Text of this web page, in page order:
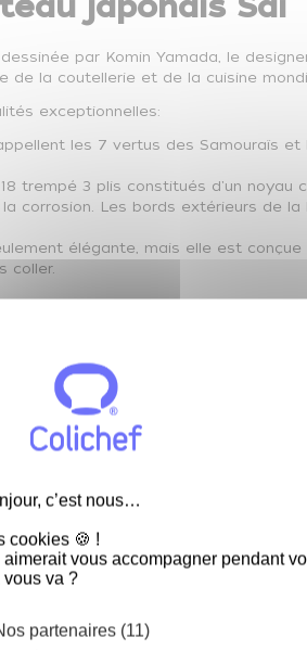
c’est nous…
cookies 🍪 !
aimerait vous accompagner pendant
vous va ?
partenaires (11)
par Komin Yamada, le
de la coutellerie et de la cuisine
exceptionnelles:
les 7 vertus des Samouraïs
trempé 3 plis constitués d'un
corrosion. Les bords extérieurs de
élégante, mais elle est
coller.
Global :
à la main avec un liquide
universel, spécialement conçu
degrés.
couteau Global :